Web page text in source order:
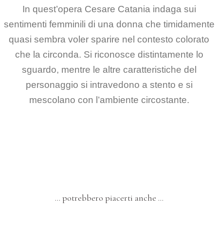
In quest’opera Cesare Catania indaga sui
sentimenti femminili di una donna che timidamente
quasi sembra voler sparire nel contesto colorato
che la circonda. Si riconosce distintamente lo
sguardo, mentre le altre caratteristiche del
personaggio si intravedono a stento e si
mescolano con l’ambiente circostante.
… potrebbero piacerti anche …